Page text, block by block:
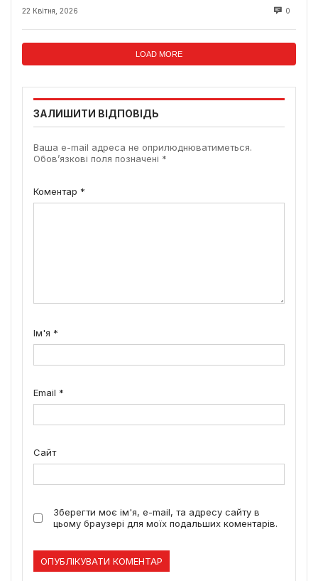
22 Квітня, 2026 0
LOAD MORE
ЗАЛИШИТИ ВІДПОВІДЬ
Ваша e-mail адреса не оприлюднюватиметься.
Обов’язкові поля позначені *
Коментар *
Ім'я *
Email *
Сайт
Зберегти моє ім'я, e-mail, та адресу сайту в
цьому браузері для моїх подальших коментарів.